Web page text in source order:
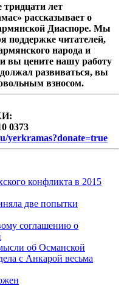
лет
рассказывает о
Диаспоре. Мы
поддержке читателей,
народа и
вы цените нашу работу
развиваться, вы
взносом.
0373
yerkramas?donate=true
конфликта в 2015
две попытки
соглашению о
об Османской
с Анкарой весьма